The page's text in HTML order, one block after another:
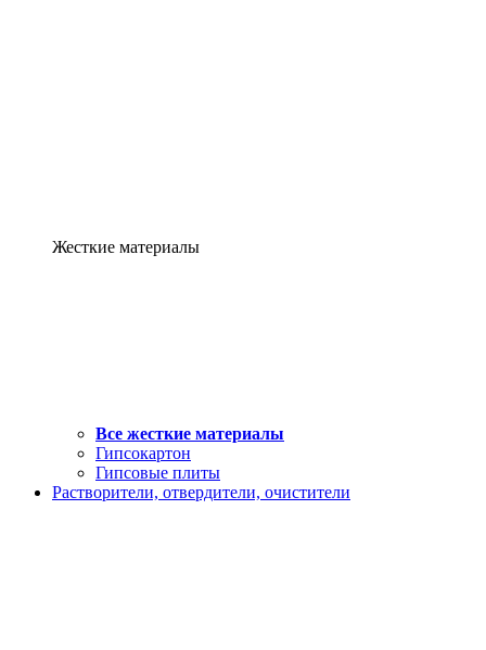
Жесткие материалы
Все жесткие материалы
Гипсокартон
Гипсовые плиты
Растворители, отвердители, очистители